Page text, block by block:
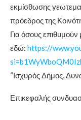
εκμίσθωσης
πρόεδρος της
Για όσους
εδώ: https://
“Ισχυρός Δήμος,
Επικεφαλής